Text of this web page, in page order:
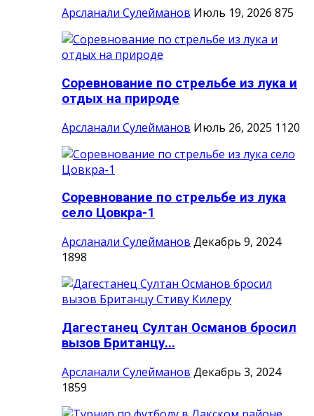
Арсланали Сулейманов Июль 19, 2026 875
Соревнование по стрельбе из лука и
отдых на природе
Арсланали Сулейманов Июль 26, 2025 1120
Соревнование по стрельбе из лука
село Цовкра-1
Арсланали Сулейманов Декабрь 9, 2024
1898
Дагестанец Султан Османов бросил
вызов Британцу...
Арсланали Сулейманов Декабрь 3, 2024
1859